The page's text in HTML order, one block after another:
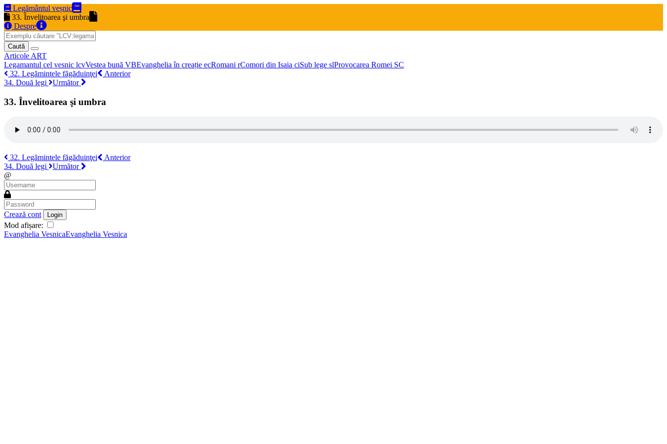
Legământul veșnic
33. Învelitoarea şi umbra
Despre
Caută
Articole ART
Legamantul cel vesnic lcvVestea bună VBEvanghelia în creație ecRomani rComori din Isaia ciSub lege slProvocarea Romei SC
32. Legămintele făgăduinţei
Anterior
34. Două legi
Următor
33. Învelitoarea şi umbra
32. Legămintele făgăduinţei
Anterior
34. Două legi
Următor
@
Crează cont Login
Mod afișare:
Evanghelia VesnicaEvanghelia Vesnica